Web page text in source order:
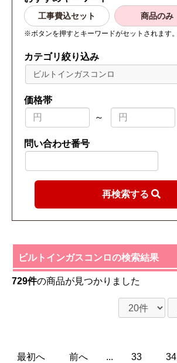
工事費込セット 商品のみ
※ボタンを押すとキーワードがセットされます。
カテゴリ絞り込み
ビルトインガスコンロ
価格帯
～
問い合わせ番号
再検索する
ビルトインガスコンロの検索結果
729件の商品が見つかりました
最初へ 前へ ... 33 34